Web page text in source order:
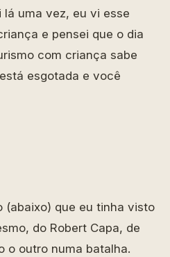
lá uma vez, eu vi esse
e pensei que o dia
com criança sabe
esgotada e você
(abaixo) que eu tinha visto
do Robert Capa, de
o outro numa batalha.